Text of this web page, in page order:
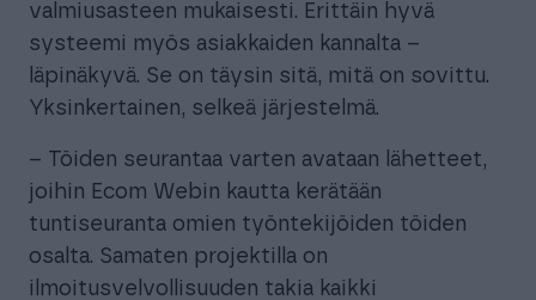
valmiusasteen mukaisesti. Erittäin hyvä
systeemi myös asiakkaiden kannalta –
läpinäkyvä. Se on täysin sitä, mitä on sovittu.
Yksinkertainen, selkeä järjestelmä.
– Töiden seurantaa varten avataan lähetteet,
joihin Ecom Webin kautta kerätään
tuntiseuranta omien työntekijöiden töiden
osalta. Samaten projektilla on
ilmoitusvelvollisuuden takia kaikki